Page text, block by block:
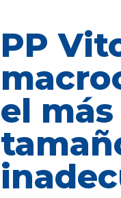
PP
el